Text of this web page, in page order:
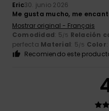
Eric30. junio 2026
Me gusta mucho, me
Mostrar original - Français
Comodidad: 5/5 Relación
perfecta Material: 5/5 Color
Recomiendo este